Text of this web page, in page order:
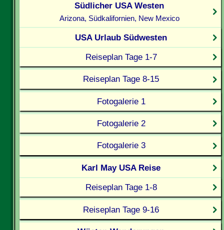
Südlicher USA Westen
Arizona, Südkalifornien, New Mexico
USA Urlaub Südwesten
Reiseplan Tage 1-7
Reiseplan Tage 8-15
Fotogalerie 1
Fotogalerie 2
Fotogalerie 3
Karl May USA Reise
Reiseplan Tage 1-8
Reiseplan Tage 9-16